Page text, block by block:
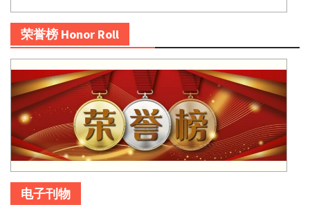
荣誉榜 Honor Roll
电子刊物